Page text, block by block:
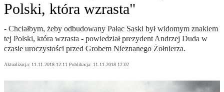
Polski, która wzrasta"
- Chciałbym, żeby odbudowany Pałac Saski był widomym znakiem
tej Polski, która wzrasta - powiedział prezydent Andrzej Duda w
czasie uroczystości przed Grobem Nieznanego Żołnierza.
Aktualizacja: 11.11.2018 12:11 Publikacja: 11.11.2018 12:02